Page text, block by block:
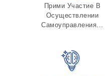
Прими Участие В
Осуществлении
Самоуправления...